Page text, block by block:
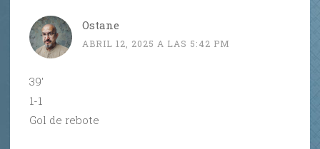
Ostane
ABRIL 12, 2025 A LAS 5:42 PM
39′
1-1
Gol de rebote